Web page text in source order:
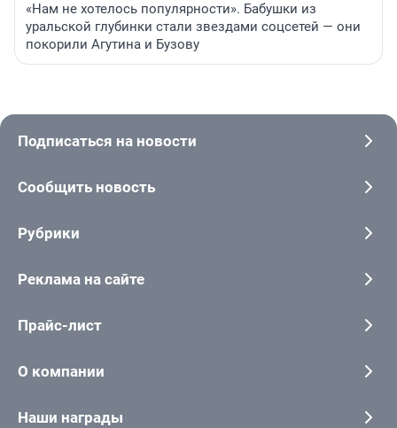
«Нам не хотелось популярности». Бабушки из
уральской глубинки стали звездами соцсетей — они
покорили Агутина и Бузову
Подписаться на новости
Сообщить новость
Рубрики
Реклама на сайте
Прайс-лист
О компании
Наши награды